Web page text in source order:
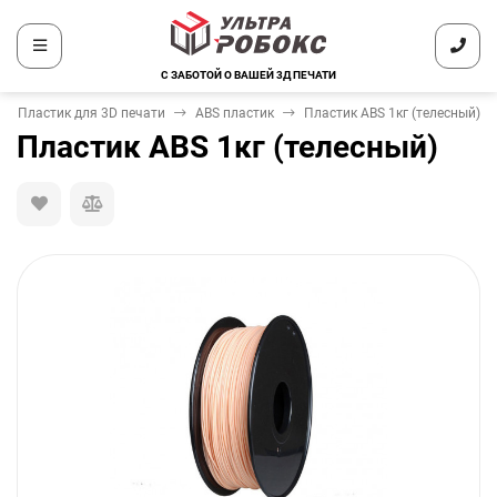
С ЗАБОТОЙ О ВАШЕЙ 3Д ПЕЧАТИ
Пластик для 3D печати ABS пластик Пластик ABS 1кг (телесный)
Пластик ABS 1кг (телесный)